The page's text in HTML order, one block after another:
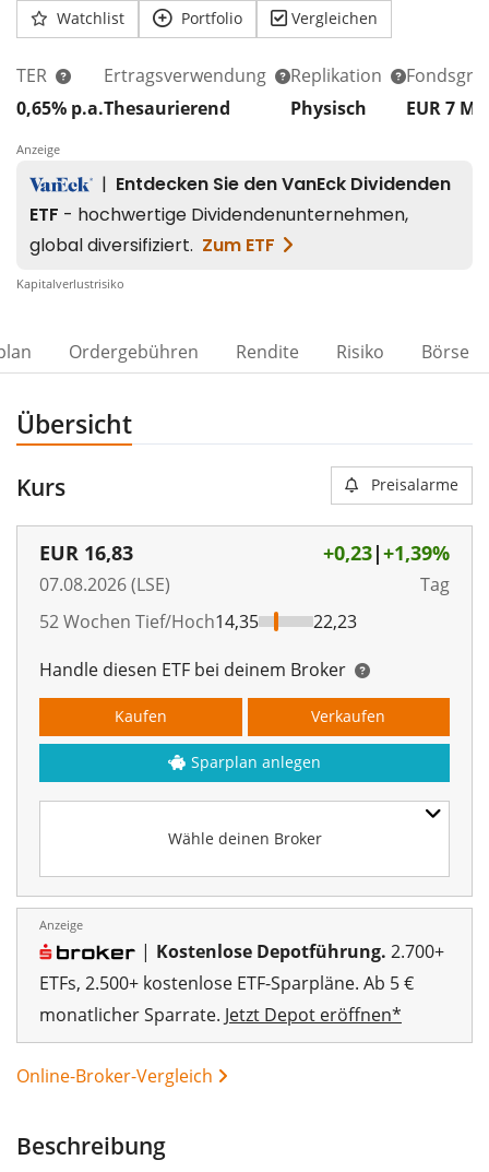
Watchlist Portfolio Vergleichen
TER
0,65% p.a.
Ertragsverwendung
Thesaurierend
Replikation
Physisch
EUR 7
Anzeige
Kapitalverlustrisiko
Ordergebühren Rendite Risiko Börse
Übersicht
Kurs Preisalarme
EUR 16,83
07.08.2026 (LSE)
+0,23|+1,39%
Tag
52 Wochen Tief/Hoch14,35
22,23
Handle diesen ETF bei deinem Broker
Wähle deinen Broker
Kaufen Verkaufen
Sparplan anlegen
Anzeige
| Kostenlose Depotführung. 2.700+
ETFs, 2.500+ kostenlose ETF-Sparpläne. Ab 5 €
monatlicher Sparrate. Jetzt Depot eröffnen*
Online-Broker-Vergleich
Beschreibung